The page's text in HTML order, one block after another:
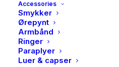
Accessories
Smykker
Ørepynt
Armbånd
Ringer
Paraplyer
Luer & capser